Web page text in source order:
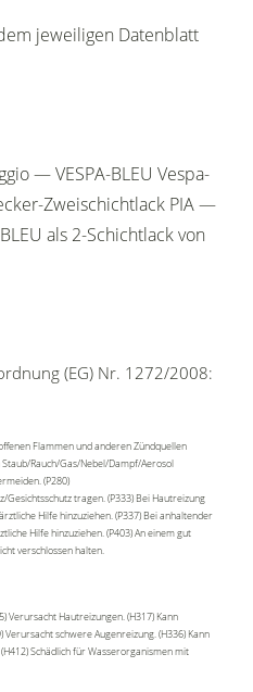
jeweiligen Datenblatt
— VESPA-BLEU Vespa-
Zweischichtlack PIA —
als 2-Schichtlack von
(EG) Nr. 1272/2008:
Flammen und anderen Zündquellen
Rauch/Gas/Nebel/Dampf/Aerosol
(P280)
Gesichtsschutz tragen. (P333) Bei Hautreizung
Hilfe hinzuziehen. (P337) Bei anhaltender
Hilfe hinzuziehen. (P403) An einem gut
verschlossen halten.
Verursacht Hautreizungen. (H317) Kann
schwere Augenreizung. (H336) Kann
Schädlich für Wasserorganismen mit